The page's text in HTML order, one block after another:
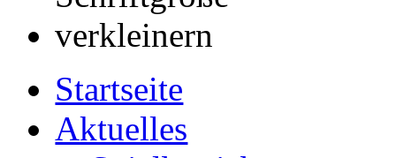
Startseite
Aktuelles